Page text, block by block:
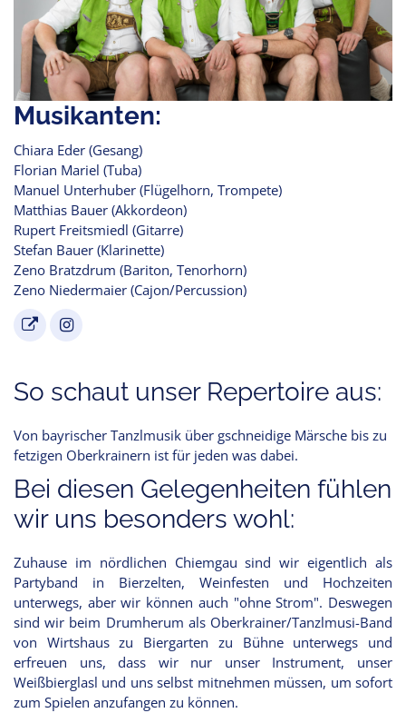
Musikanten:
Chiara Eder (Gesang)
Florian Mariel (Tuba)
Manuel Unterhuber (Flügelhorn, Trompete)
Matthias Bauer (Akkordeon)
Rupert Freitsmiedl (Gitarre)
Stefan Bauer (Klarinette)
Zeno Bratzdrum (Bariton, Tenorhorn)
Zeno Niedermaier (Cajon/Percussion)
So schaut unser Repertoire aus:
Von bayrischer Tanzlmusik über gschneidige Märsche bis zu
fetzigen Oberkrainern ist für jeden was dabei.
Bei diesen Gelegenheiten fühlen
wir uns besonders wohl:
Zuhause im nördlichen Chiemgau sind wir eigentlich als
Partyband in Bierzelten, Weinfesten und Hochzeiten
unterwegs, aber wir können auch "ohne Strom". Deswegen
sind wir beim Drumherum als Oberkrainer/Tanzlmusi-Band
von Wirtshaus zu Biergarten zu Bühne unterwegs und
erfreuen uns, dass wir nur unser Instrument, unser
Weißbierglasl und uns selbst mitnehmen müssen, um sofort
zum Spielen anzufangen zu können.